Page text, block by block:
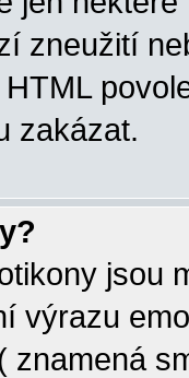
zneužití
zakázat.
jsou
výrazu
znamená